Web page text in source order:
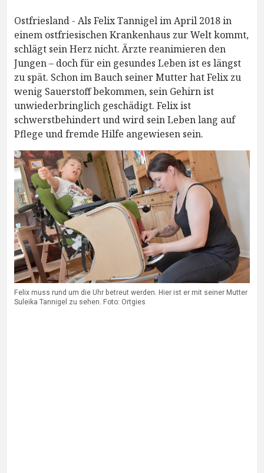
Ostfriesland - Als Felix Tannigel im April 2018 in
einem ostfriesischen Krankenhaus zur Welt kommt,
schlägt sein Herz nicht. Ärzte reanimieren den
Jungen – doch für ein gesundes Leben ist es längst
zu spät. Schon im Bauch seiner Mutter hat Felix zu
wenig Sauerstoff bekommen, sein Gehirn ist
unwiederbringlich geschädigt. Felix ist
schwerstbehindert und wird sein Leben lang auf
Pflege und fremde Hilfe angewiesen sein.
Felix muss rund um die Uhr betreut werden. Hier ist er mit seiner Mutter
Suleika Tannigel zu sehen. Foto: Ortgies